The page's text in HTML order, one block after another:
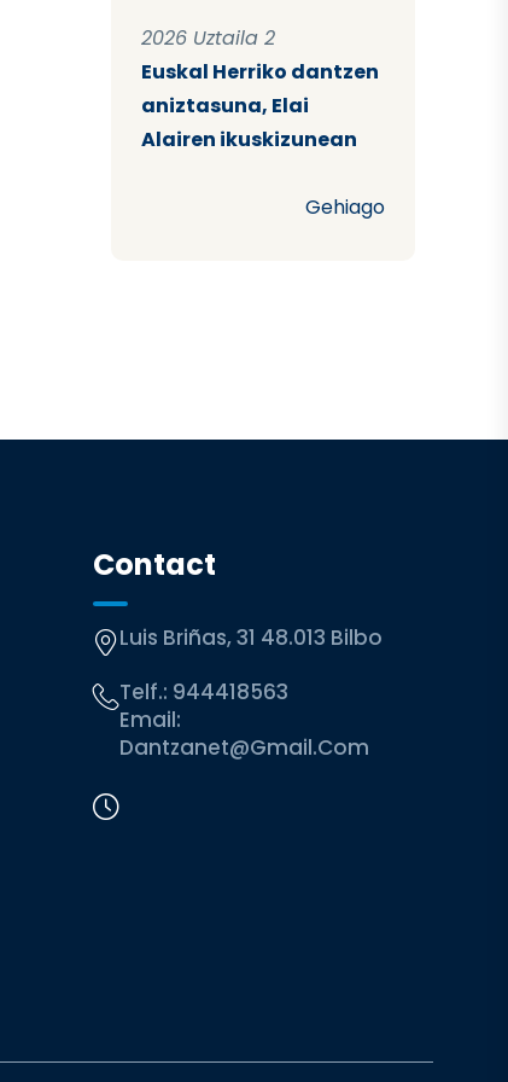
2026 Uztaila 2
Euskal Herriko dantzen
aniztasuna, Elai
Alairen ikuskizunean
Gehiago
Contact
Luis Briñas, 31 48.013 Bilbo
Telf.: 944418563
Email:
Dantzanet@gmail.com